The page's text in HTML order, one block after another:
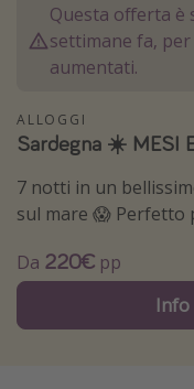
Tunisia
Malta
Capo Verde
Tipo di vacanza
Vacanze all inclusive
Vacanze estate 2026
Questa offerta è
settimane fa,
aumentati.
ALLOGGI
Sardegna ☀️ MESI
7 notti in un
sul mare 😱 Perfetto
Da 220€ pp